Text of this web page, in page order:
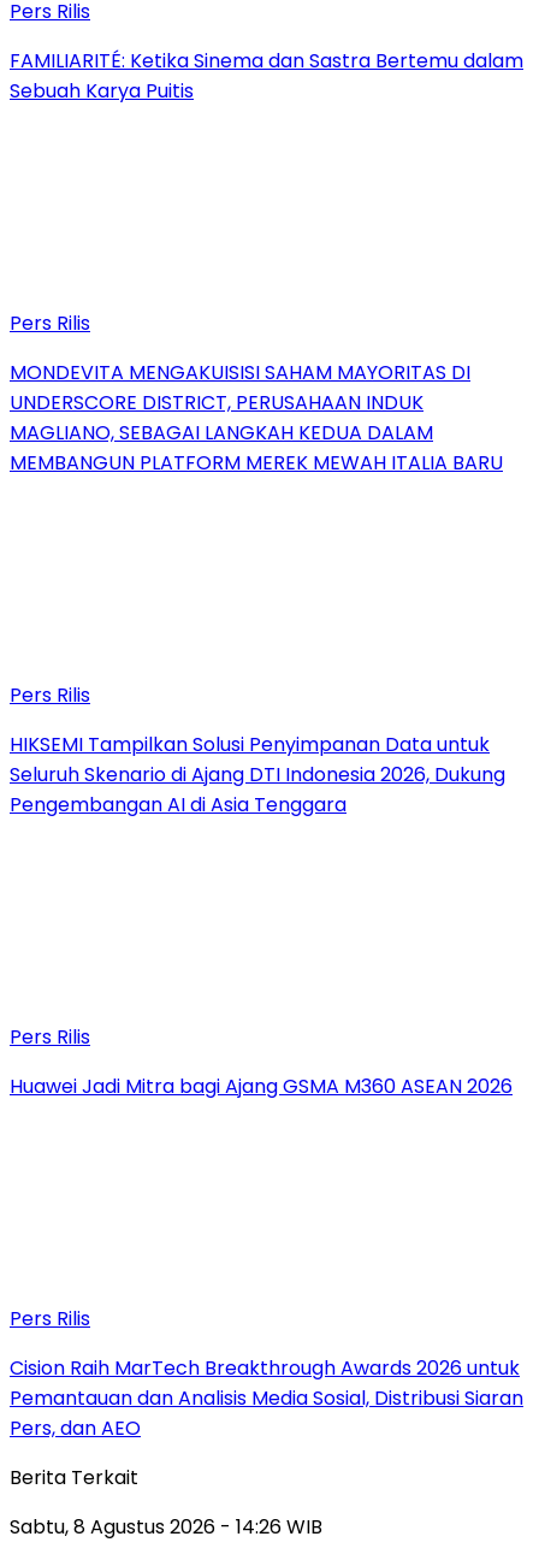
Pers Rilis
FAMILIARITÉ: Ketika Sinema dan Sastra Bertemu dalam
Sebuah Karya Puitis
Pers Rilis
MONDEVITA MENGAKUISISI SAHAM MAYORITAS DI
UNDERSCORE DISTRICT, PERUSAHAAN INDUK
MAGLIANO, SEBAGAI LANGKAH KEDUA DALAM
MEMBANGUN PLATFORM MEREK MEWAH ITALIA BARU
Pers Rilis
HIKSEMI Tampilkan Solusi Penyimpanan Data untuk
Seluruh Skenario di Ajang DTI Indonesia 2026, Dukung
Pengembangan AI di Asia Tenggara
Pers Rilis
Huawei Jadi Mitra bagi Ajang GSMA M360 ASEAN 2026
Pers Rilis
Cision Raih MarTech Breakthrough Awards 2026 untuk
Pemantauan dan Analisis Media Sosial, Distribusi Siaran
Pers, dan AEO
Berita Terkait
Sabtu, 8 Agustus 2026 - 14:26 WIB